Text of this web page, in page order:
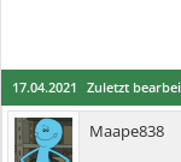
17.04.2021 Zuletzt
Maape838